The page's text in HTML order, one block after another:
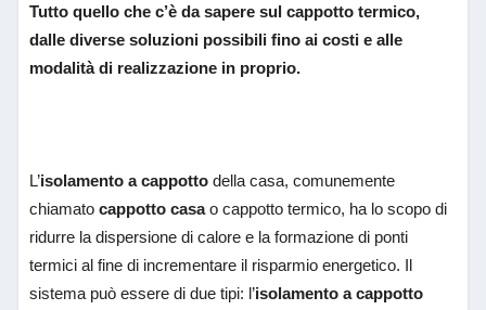
Tutto quello che c’è da sapere sul cappotto termico,
dalle diverse soluzioni possibili fino ai costi e alle
modalità di realizzazione in proprio.
L’isolamento a cappotto della casa, comunemente
chiamatocappotto casao cappotto termico, ha lo scopo di
ridurre la dispersione di calore e la formazione di ponti
termici al fine di incrementare il risparmio energetico. Il
sistema può essere di due tipi: l’isolamento a cappotto